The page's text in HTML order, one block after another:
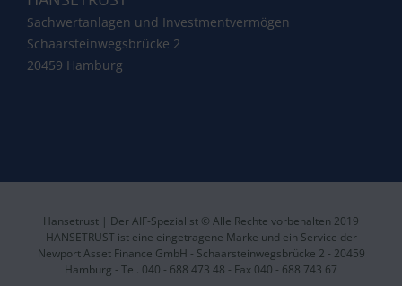
Sachwertanlagen und Investmentvermögen
Schaarsteinwegsbrücke 2
20459 Hamburg
Hansetrust | Der AIF-Spezialist © Alle Rechte vorbehalten 2019
HANSETRUST ist eine eingetragene Marke und ein Service der
Newport Asset Finance GmbH - Schaarsteinwegsbrücke 2 - 20459
Hamburg - Tel. 040 - 688 473 48 - Fax 040 - 688 743 67